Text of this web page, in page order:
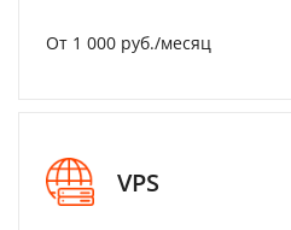
От 1 000 руб./месяц
VPS